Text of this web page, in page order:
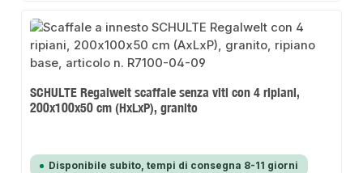
SCHULTE Regalwelt scaffale senza viti con 4 ripiani,
200x100x50 cm (HxLxP), granito
Disponibile subito, tempi di consegna 8-11 giorni